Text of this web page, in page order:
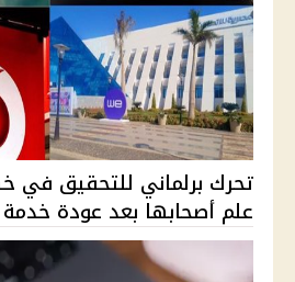
تحرك برلماني للتحقيق
علم أصحابها بعد عودة خدمة